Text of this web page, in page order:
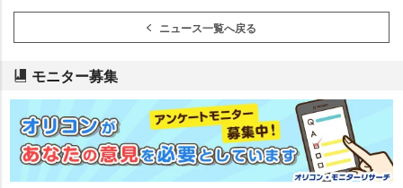
ニュース一覧へ戻る
モニター募集